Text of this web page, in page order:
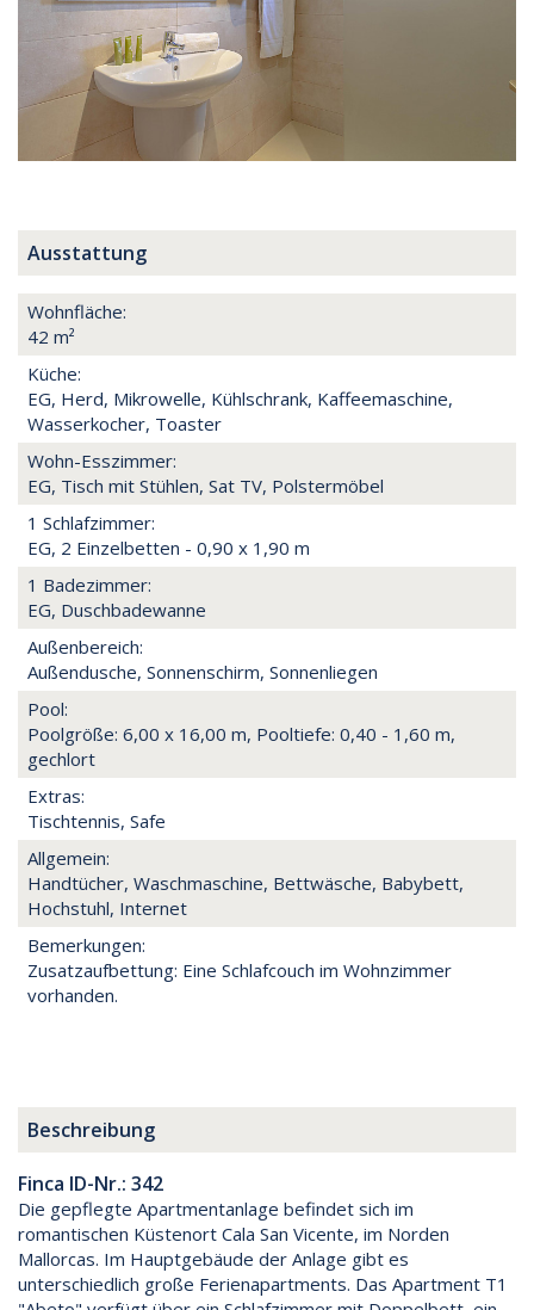
Ausstattung
Wohnfläche:
42 m²
Küche:
EG, Herd, Mikrowelle, Kühlschrank, Kaffeemaschine,
Wasserkocher, Toaster
Wohn-Esszimmer:
EG, Tisch mit Stühlen, Sat TV, Polstermöbel
1 Schlafzimmer:
EG, 2 Einzelbetten - 0,90 x 1,90 m
1 Badezimmer:
EG, Duschbadewanne
Außenbereich:
Außendusche, Sonnenschirm, Sonnenliegen
Pool:
Poolgröße: 6,00 x 16,00 m, Pooltiefe: 0,40 - 1,60 m,
gechlort
Extras:
Tischtennis, Safe
Allgemein:
Handtücher, Waschmaschine, Bettwäsche, Babybett,
Hochstuhl, Internet
Bemerkungen:
Zusatzaufbettung: Eine Schlafcouch im Wohnzimmer
vorhanden.
Beschreibung
Finca ID-Nr.: 342
Die gepflegte Apartmentanlage befindet sich im
romantischen Küstenort Cala San Vicente, im Norden
Mallorcas. Im Hauptgebäude der Anlage gibt es
unterschiedlich große Ferienapartments. Das Apartment T1